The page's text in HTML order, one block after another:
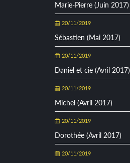
Marie-Pierre (Juin 2017)
20/11/2019
Sébastien (Mai 2017)
20/11/2019
Daniel et cie (Avril 2017)
20/11/2019
Michel (Avril 2017)
20/11/2019
Dorothée (Avril 2017)
20/11/2019